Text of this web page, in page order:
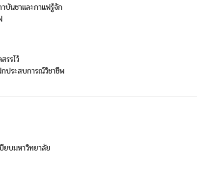
บันชาและกาแฟรู้จัก
รรไว้
ประสบการณ์วิชาชีพ
ยบมหาวิทยาลัย